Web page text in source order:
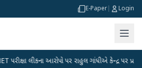
E-Paper Login
આરોપો પર રાહુલ ગાંધીએ કેન્દ્ર પર પ્રહાર કર્યા ●